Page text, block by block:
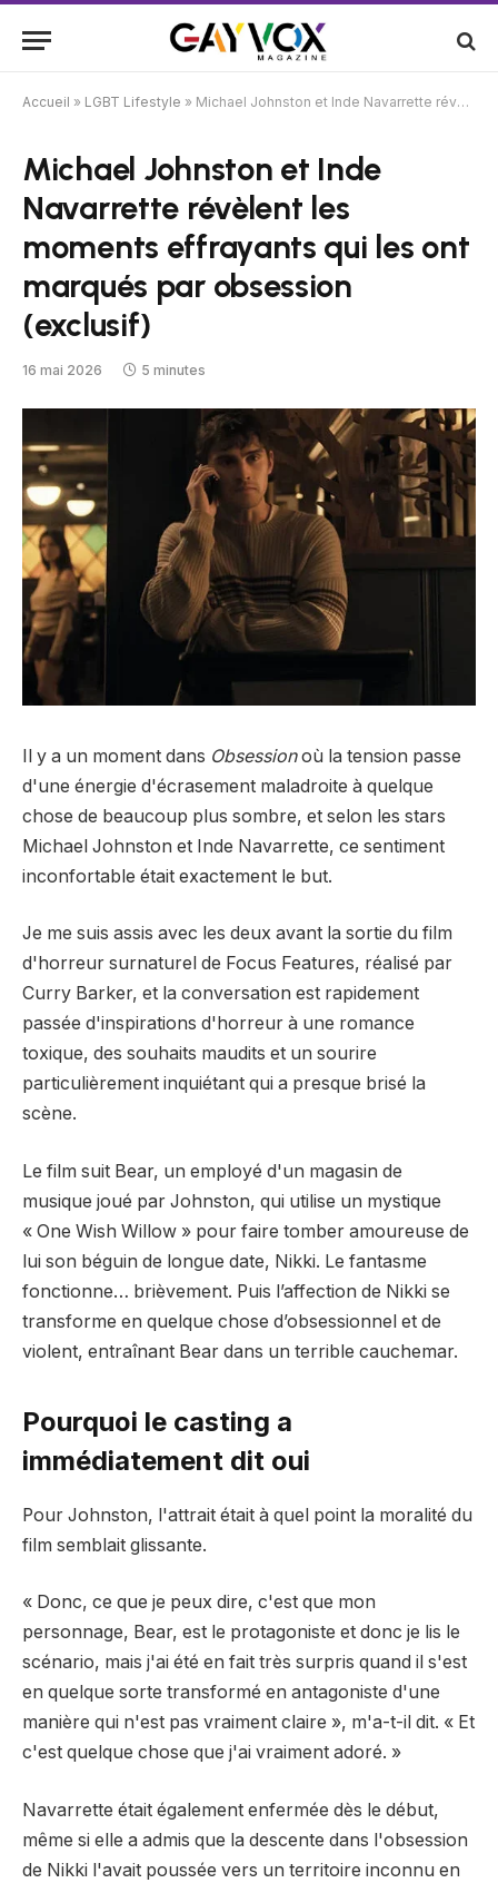
Accueil » LGBT Lifestyle » Michael Johnston et Inde Navarrette révèlent les moments effrayants qui les ont marqués par obsession (exclusif)
Michael Johnston et Inde
Navarrette révèlent les
moments effrayants qui les ont
marqués par obsession
(exclusif)
16 mai 2026 5 minutes
Il y a un moment dans Obsessionoù la tension passe
d'une énergie d'écrasement maladroite à quelque
chose de beaucoup plus sombre, et selon les stars
Michael Johnston et Inde Navarrette, ce sentiment
inconfortable était exactement le but.
Je me suis assis avec les deux avant la sortie du film
d'horreur surnaturel de Focus Features, réalisé par
Curry Barker, et la conversation est rapidement
passée d'inspirations d'horreur à une romance
toxique, des souhaits maudits et un sourire
particulièrement inquiétant qui a presque brisé la
scène.
Le film suit Bear, un employé d'un magasin de
musique joué par Johnston, qui utilise un mystique
« One Wish Willow » pour faire tomber amoureuse de
lui son béguin de longue date, Nikki. Le fantasme
fonctionne… brièvement. Puis l’affection de Nikki se
transforme en quelque chose d’obsessionnel et de
violent, entraînant Bear dans un terrible cauchemar.
Pourquoi le casting a
immédiatement dit oui
Pour Johnston, l'attrait était à quel point la moralité du
film semblait glissante.
« Donc, ce que je peux dire, c'est que mon
personnage, Bear, est le protagoniste et donc je lis le
scénario, mais j'ai été en fait très surpris quand il s'est
en quelque sorte transformé en antagoniste d'une
manière qui n'est pas vraiment claire », m'a-t-il dit. « Et
c'est quelque chose que j'ai vraiment adoré. »
Navarrette était également enfermée dès le début,
même si elle a admis que la descente dans l'obsession
de Nikki l'avait poussée vers un territoire inconnu en